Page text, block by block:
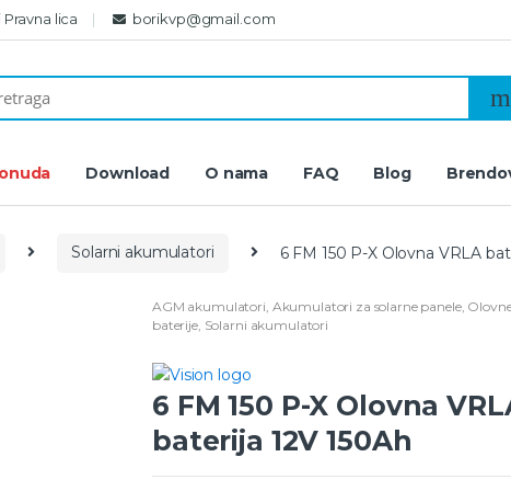
Pravna lica borikvp@gmail.com
Download O nama FAQ Blog
Solarni akumulatori 6 FM 150 P-X Olovna VRLA
AGM akumulatori, Akumulatori za solarne panele,
baterije, Solarni akumulatori
6 FM 150 P-X Olovna
baterija 12V 150Ah